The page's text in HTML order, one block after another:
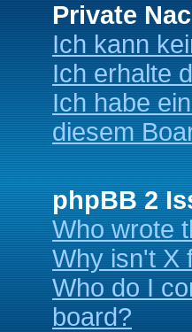
Private
Ich kann
Ich erhalte
Ich habe
diesem
phpBB 2
Who wrote
Why isn't X
Who do I
board?